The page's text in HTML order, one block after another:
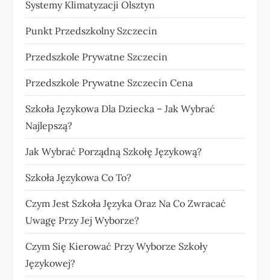
Systemy Klimatyzacji Olsztyn
Punkt Przedszkolny Szczecin
Przedszkole Prywatne Szczecin
Przedszkole Prywatne Szczecin Cena
Szkoła Językowa Dla Dziecka – Jak Wybrać
Najlepszą?
Jak Wybrać Porządną Szkołę Językową?
Szkoła Językowa Co To?
Czym Jest Szkoła Języka Oraz Na Co Zwracać
Uwagę Przy Jej Wyborze?
Czym Się Kierować Przy Wyborze Szkoły
Językowej?